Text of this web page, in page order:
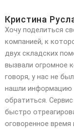
Кристина
Хочу поделиться
компанией, к
двух складских
вызвали огромное
говоря, у нас не
нашли информацию
обратиться.
быстро
оговоренное время